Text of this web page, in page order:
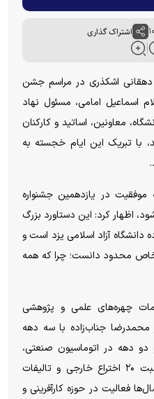
اشتراک گذاری
دهقانی اشکذری در مراسم جشن
اسماعیل امامی، مسئول نهاد
معاونین، اساتید و کارکنان
با تبریک این ایام خجسته به
موفقیت در یازدهمین جشنواره
اظهار کرد: این دستاورد بزرگ
آزاد اسلامی یزد است و
خاص محدود دانست؛ چرا که همه
چهره‌های علمی و پژوهشی
محمدرضا جناب‌زاده با سه دهه
دو دهه در اتوماسیون صنعتی،
خانم دکتر محبوبه محمودی با ثبت ۲۰ اختراع خارجی و تالیفات
فعالیت در حوزه کارآفرینی و